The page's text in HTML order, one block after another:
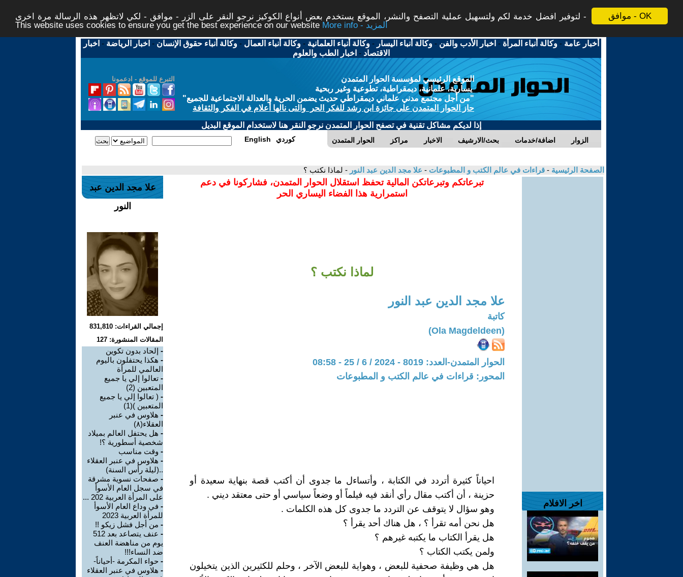
موافق - OK
لتوفير افضل خدمة لكم ولتسهيل عملية التصفح والنشر، الموقع يستخدم بعض أنواع الكوكيز نرجو النقر على الزر - موافق - لكي لاتظهر هذه الرسالة مرة اخرى -
This website uses cookies to ensure you get the best experience on our website
More info - المزيد
أخبار عامة -وكالة أنباء المرأة - اخبار الأدب والفن -وكالة أنباء اليسار -وكالة أنباء العلمانية -وكالة أنباء العمال -وكالة أنباء حقوق الإنسان - اخبار الرياضة - اخبار
الاقتصاد - اخبار الطب والعلوم
التبرع للموقع - ادعمونا
الموقع الرئيسي لمؤسسة الحوار المتمدن
يسارية، علمانية، ديمقراطية، تطوعية وغير ربحية
"من أجل مجتمع مدني علماني ديمقراطي حديث يضمن الحرية والعدالة الاجتماعية للجميع"
حاز الحوار المتمدن على جائزة ابن رشد للفكر الحر والتى نالها أعلام في الفكر والثقافة
إذا لديكم مشاكل تقنية في تصفح الحوار المتمدن نرجو النقر هنا لاستخدام الموقع البديل
الحوار المتمدن مراكز الاخبار بحث/الارشيف اضافة/خدمات الزوار English كوردي
الصفحة الرئيسية - قراءات في عالم الكتب و المطبوعات - علا مجد الدين عبد النور - لماذا نكتب ؟
اخر الافلام
تبرعاتكم وتبرعاتكن المالية تحفظ استقلال الحوار المتمدن، فشاركونا في دعم
استمرارية هذا الفضاء اليساري الحر
لماذا نكتب ؟
علا مجد الدين عبد النور
كاتبة
(Ola Magdeldeen)
الحوار المتمدن-العدد: 8019 - 2024 / 6 / 25 - 08:58
المحور: قراءات في عالم الكتب و المطبوعات
احياناً كثيرة أتردد في الكتابة ، وأتساءل ما جدوى أن أكتب قصة بنهاية سعيدة أو
حزينة ، أن أكتب مقال رأي أنقد فيه فيلماً أو وضعاً سياسي أو حتى معتقد ديني .
وهو سؤال لا يتوقف عن التردد ما جدوى كل هذه الكلمات .
هل نحن أمه تقرأ ؟ ، هل هناك أحد يقرأ ؟
هل يقرأ الكتاب ما يكتبه غيرهم ؟
ولمن يكتب الكتاب ؟
هل هي وظيفة صحفية للبعض ، وهواية للبعض الآخر ، وحلم للكثيرين الذين يتخيلون
علا مجد الدين عبد
النور
إجمالي القراءات: 831,810
المقالات المنشورة: 127
- إلحاد بدون تكوين
- هكذا يحتفلون باليوم
العالمي للمرأة
- تعالوا إلي يا جميع
المتعبين (2)
- ( تعالوا إلي يا جميع
المتعبين )(1)
- هلاوس في عنبر
العقلاء(٨)
- هل يحتفل العالم بميلاد
شخصية أسطورية ؟!
- وقت مناسب
- هلاوس في عنبر العقلاء
..(ليلة رأس السنة)
- صفحات نسوية مشرقة
في سجل العام الأسوأ
على المرأة العربية 202 ...
- في وداع العام الأسوأ
للمرأة العربية 2023
- من أجل فشل زيكو !!
-
عنف يتصاعد بعد 512
يوم من مناهضة العنف
ضد النساء!!!
- حواء المكرمة -أحياناً-
- هلاوس في عنبر العقلاء